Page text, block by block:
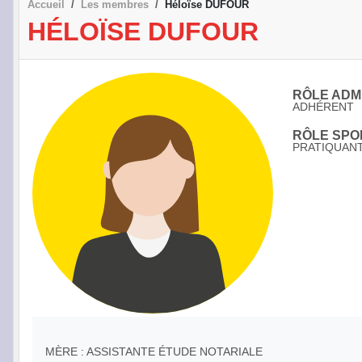
Accueil Les membres Héloïse DUFOUR
HÉLOÏSE DUFOUR
RÔLE
ADHÉRENT
RÔLE
MÈRE : ASSISTANTE ÉTUDE NOTARIALE